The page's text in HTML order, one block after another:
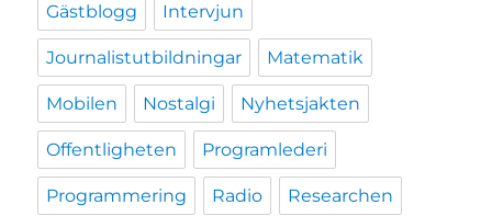
Gästblogg Intervjun
Journalistutbildningar Matematik
Mobilen Nostalgi Nyhetsjakten
Offentligheten Programlederi
Programmering Radio Researchen